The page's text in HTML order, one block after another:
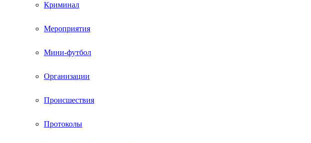
Криминал
Мероприятия
Мини-футбол
Организации
Происшествия
Протоколы